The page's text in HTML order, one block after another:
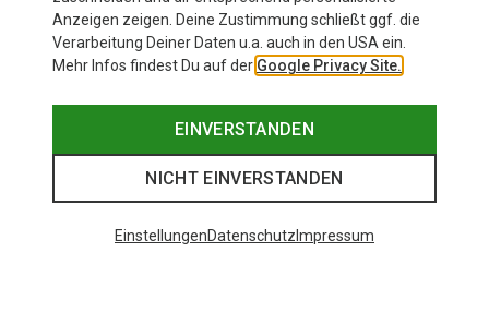
Anzeigen zeigen. Deine Zustimmung schließt ggf. die
Verarbeitung Deiner Daten u.a. auch in den USA ein.
Mehr Infos findest Du auf der Google Privacy Site.
EINVERSTANDEN
NICHT EINVERSTANDEN
EinstellungenDatenschutz Impressum